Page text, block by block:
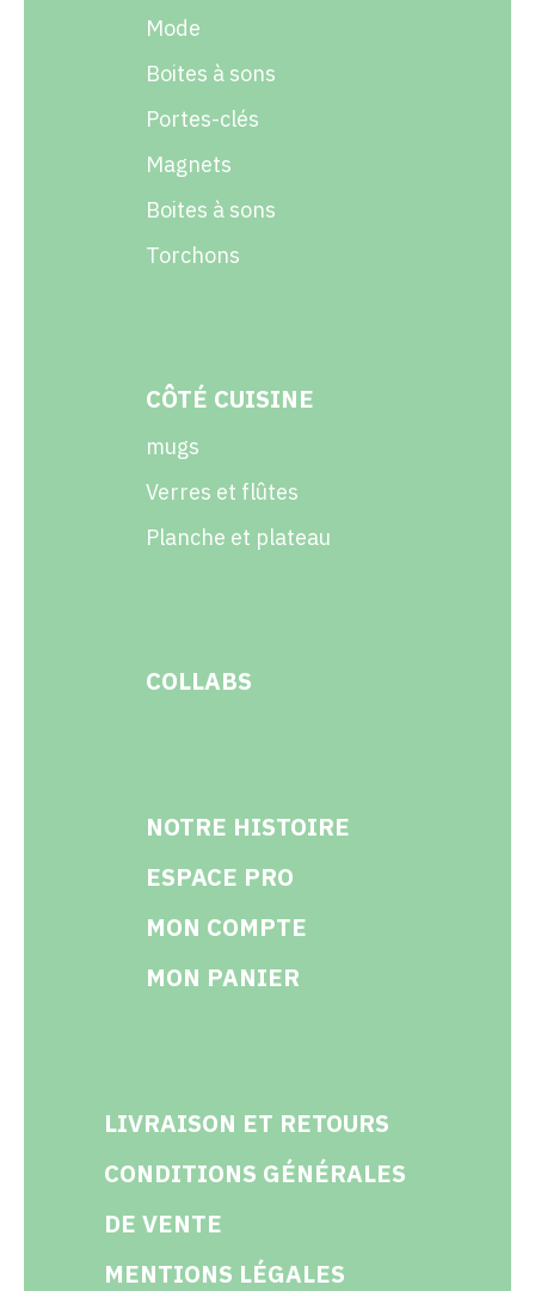
Mode
Boites à sons
Portes-clés
Magnets
Boites à sons
Torchons
CÔTÉ CUISINE
mugs
Verres et flûtes
Planche et plateau
COLLABS
NOTRE HISTOIRE
ESPACE PRO
MON COMPTE
MON PANIER
LIVRAISON ET RETOURS
CONDITIONS GÉNÉRALES
DE VENTE
MENTIONS LÉGALES